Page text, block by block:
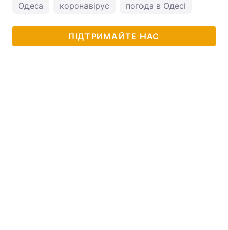
Одеса коронавірус погода в Одесі
ПІДТРИМАЙТЕ НАС